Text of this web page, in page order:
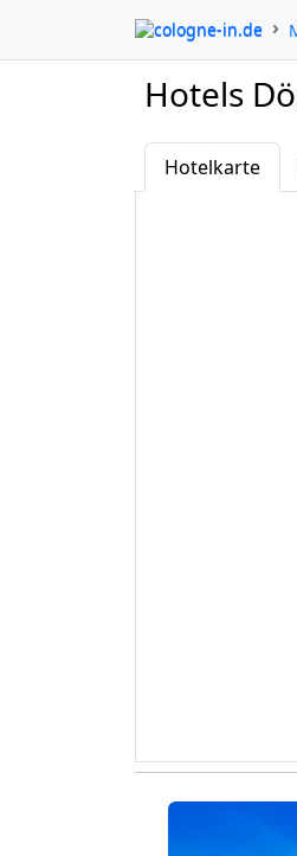
cologne-in.de
Hotels
Hotelkarte